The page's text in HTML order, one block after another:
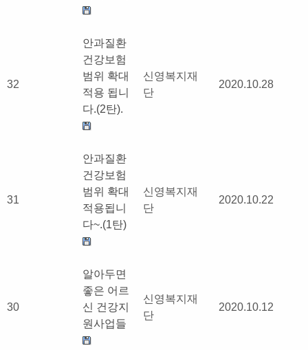
32
안과질환
건강보험
범위 확대
적용 됩니
다.(2탄).
신영복지재
단
2020.10.28
31
안과질환
건강보험
범위 확대
적용됩니
다~.(1탄)
신영복지재
단
2020.10.22
30
알아두면
좋은 어르
신 건강지
원사업들
신영복지재
단
2020.10.12